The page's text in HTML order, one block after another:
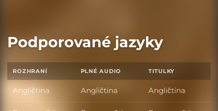
Podporované jazyky
ROZHRANÍ PLNÉ AUDIO TITULKY
Angličtina Angličtina Angličtina